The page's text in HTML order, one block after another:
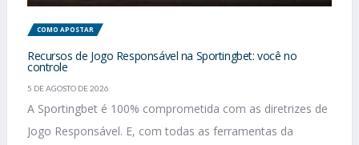
COMO APOSTAR
Recursos de Jogo Responsável na Sportingbet: você no
controle
5 DE AGOSTO DE 2026
A Sportingbet é 100% comprometida com as diretrizes de
Jogo Responsável. E, com todas as ferramentas da